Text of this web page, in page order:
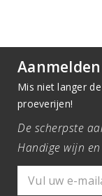
Mis niet langer
proeverijen!
De scherpste
Handige wijn